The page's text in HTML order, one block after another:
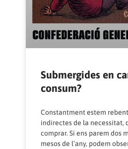
Submergides en
consum?
Constantment estem
indirectes de la necessitat,
comprar. Si ens parem dos
mesos de l’any, podem